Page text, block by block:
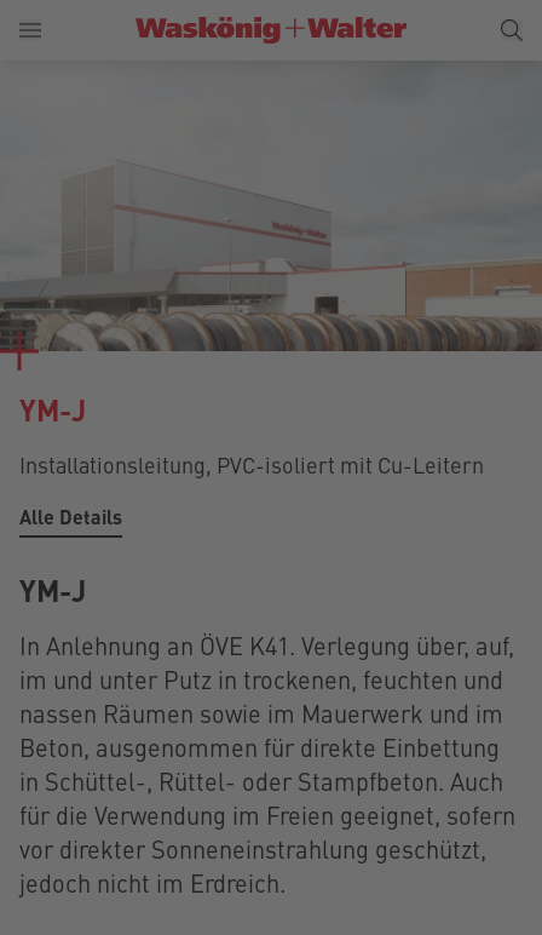
YM-J
Installationsleitung, PVC-isoliert mit Cu-Leitern
Alle Details
YM-J
In Anlehnung an ÖVE K41. Verlegung über, auf,
im und unter Putz in trockenen, feuchten und
nassen Räumen sowie im Mauerwerk und im
Beton, ausgenommen für direkte Einbettung
in Schüttel-, Rüttel- oder Stampfbeton. Auch
für die Verwendung im Freien geeignet, sofern
vor direkter Sonneneinstrahlung geschützt,
jedoch nicht im Erdreich.